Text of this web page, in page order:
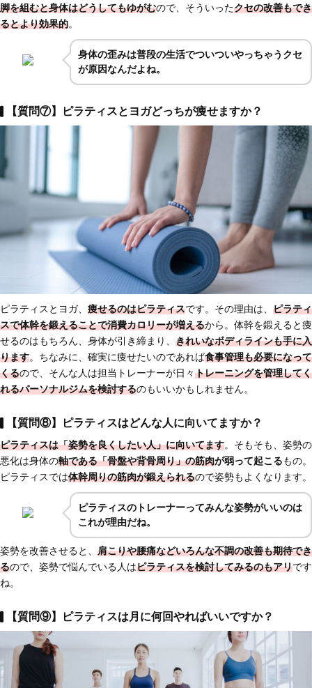
脚を組むと身体はどうしてもゆがむので、そういったクセの改善もでき
るとより効果的。
身体の歪みは普段の生活でついついやっちゃうクセ
が原因なんだよね。
【質問⑦】ピラティスとヨガどっちが痩せますか？
ピラティスとヨガ、 痩せるのはピラティスです。その理由は、 ピラティ
スで体幹を鍛えることで消費カロリーが増えるから。体幹を鍛えると痩
せるのはもちろん、身体が引き締まり、 きれいなボディラインも手に入
ります。ちなみに、確実に痩せたいのであれば食事管理も必要になって
くるので、そんな人は担当トレーナーが日々トレーニングを管理してく
れるパーソナルジムを検討するのもいいかもしれません。
【質問⑧】ピラティスはどんな人に向いてますか？
ピラティスは「姿勢を良くしたい人」に向いてます。そもそも、姿勢の
悪化は身体の軸である「骨盤や背骨周り」の筋肉が弱って起こるもの。
ピラティスでは体幹周りの筋肉が鍛えられるので姿勢もよくなります。
ピラティスのトレーナーってみんな姿勢がいいのは
これが理由だね。
姿勢を改善させると、 肩こりや腰痛などいろんな不調の改善も期待でき
るので、姿勢で悩んでいる人はピラティスを検討してみるのもアリです
ね。
【質問⑨】ピラティスは月に何回やればいいですか？